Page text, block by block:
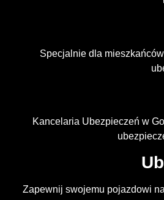
Specjalnie dla
Kancelaria Ubezpieczeń w
Zapewnij swojemu pojazdowi